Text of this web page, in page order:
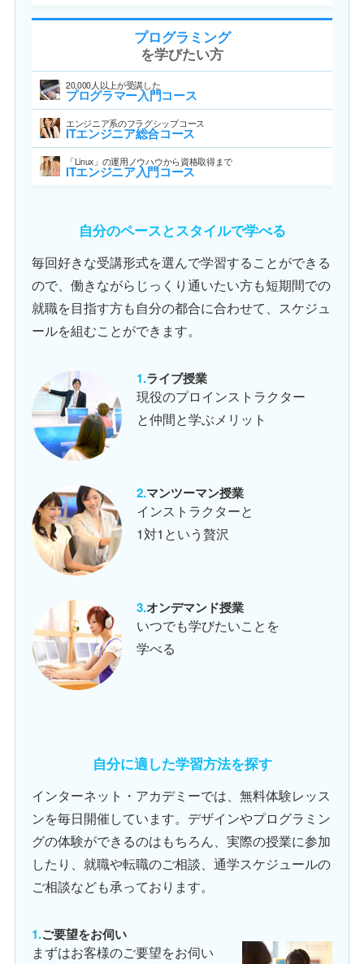
プログラミング
を学びたい方
20,000人以上が受講した
プログラマー入門コース
エンジニア系のフラグシップコース
ITエンジニア総合コース
「Linux」の運用ノウハウから資格取得まで
ITエンジニア入門コース
自分のペースとスタイルで学べる
毎回好きな受講形式を選んで学習することができる
ので、働きながらじっくり通いたい方も短期間での
就職を目指す方も自分の都合に合わせて、スケジュ
ールを組むことができます。
ライブ授業
現役のプロインストラクター
と仲間と学ぶメリット
マンツーマン授業
インストラクターと
1対1という贅沢
オンデマンド授業
いつでも学びたいことを
学べる
自分に適した学習方法を探す
インターネット・アカデミーでは、無料体験レッス
ンを毎日開催しています。デザインやプログラミン
グの体験ができるのはもちろん、実際の授業に参加
したり、就職や転職のご相談、通学スケジュールの
ご相談なども承っております。
ご要望をお伺い
まずはお客様のご要望をお伺い